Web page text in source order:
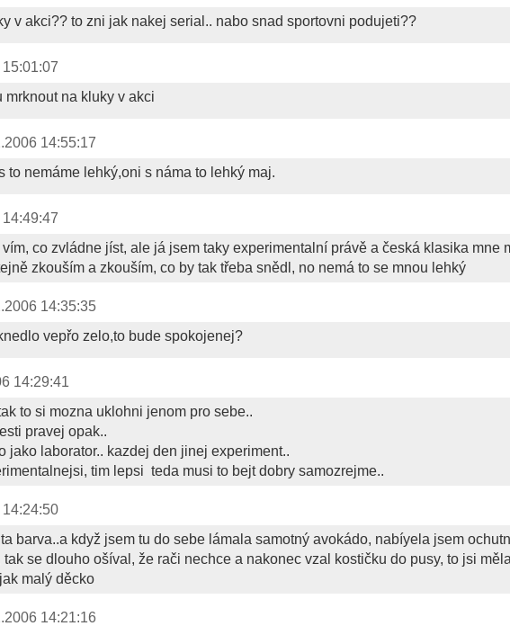
v akci?? to zni jak nakej serial.. nabo snad sportovni podujeti??
mrknout na kluky v akci
14:55:17
to nemáme lehký,oni s náma to lehký maj.
vím, co zvládne jíst, ale já jsem taky experimentalní právě a česká klasika mne
zkouším a zkouším, co by tak třeba snědl, no nemá to se mnou lehký
14:35:35
vepřo zelo,to bude spokojenej?
14:29:41
to si mozna uklohni jenom pro sebe..
pravej opak..
jako laborator.. kazdej den jinej experiment..
tim lepsi teda musi to bejt dobry samozrejme..
14:24:50
barva..a když jsem tu do sebe lámala samotný avokádo, nabíyela jsem
tak se dlouho ošíval, že rači nechce a nakonec vzal kostičku do pusy, to jsi
malý děcko
14:21:16